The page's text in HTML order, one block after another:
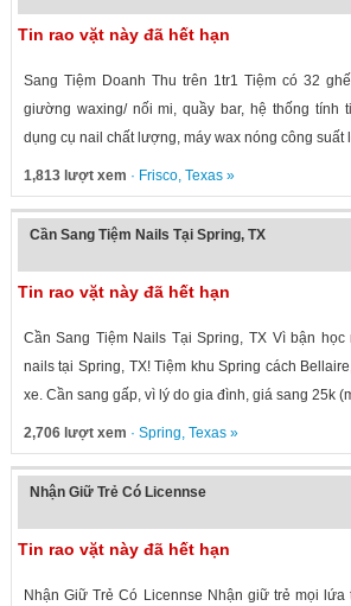
Tin rao vặt này đã hết hạn
Sang Tiệm Doanh Thu trên 1tr1 Tiệm có 32
giường waxing/ nối mi, quầy bar, hệ thống tính
dụng cụ nail chất lượng, máy wax nóng công suất
1,813 lượt xem · Frisco, Texas»
Cần Sang Tiệm Nails Tại Spring, TX
Tin rao vặt này đã hết hạn
Cần Sang Tiệm Nails Tại Spring, TX Vì bận
nails tại Spring, TX! Tiệm khu Spring cách
xe. Cần sang gấp, vì lý do gia đình, giá sang 25k
2,706 lượt xem · Spring, Texas»
Nhận Giữ Trẻ Có Licennse
Tin rao vặt này đã hết hạn
Nhận Giữ Trẻ Có Licennse Nhận giữ trẻ mọi lứa